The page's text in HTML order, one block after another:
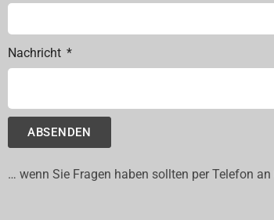
Nachricht
ABSENDEN
… wenn Sie Fragen haben sollten per Telefon an